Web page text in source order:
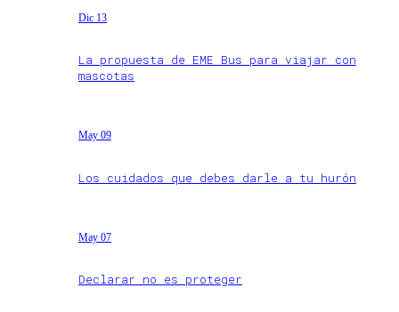
Dic 13
La propuesta de EME Bus para viajar con
mascotas
May 09
Los cuidados que debes darle a tu hurón
May 07
Declarar no es proteger